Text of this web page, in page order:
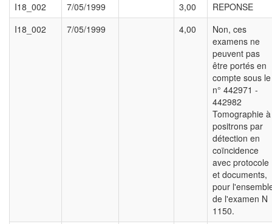
I18_002
7/05/1999 3,00
REPONSE
I18_002
7/05/1999 4,00
Non, ces
examens ne
peuvent pas
être portés en
compte sous le
n° 442971 -
442982
Tomographie à
positrons par
détection en
coïncidence
avec protocole
et documents,
pour
de l'examen N
1150.